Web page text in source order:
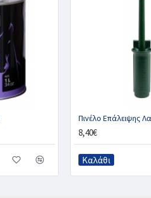
8,40€
Καλάθι